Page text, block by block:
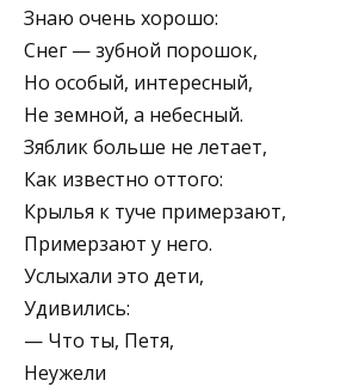
Знаю очень хорошо:
Снег — зубной порошок,
Но особый, интересный,
Не земной, а небесный.
Зяблик больше не летает,
Как известно оттого:
Крылья к туче примерзают,
Примерзают у него.
Услыхали это дети,
Удивились:
— Что ты, Петя,
Неужели